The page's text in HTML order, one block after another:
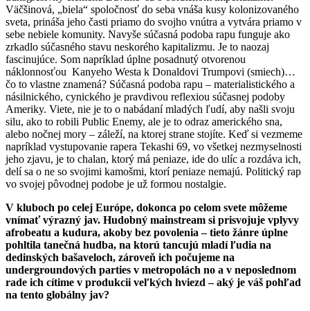
Väčšinová, „biela“ spoločnosť do seba vnáša kusy kolonizovaného
sveta, prináša jeho časti priamo do svojho vnútra a vytvára priamo v
sebe nebiele komunity. Navyše súčasná podoba rapu funguje ako
zrkadlo súčasného stavu neskorého kapitalizmu. Je to naozaj
fascinujúce. Som napríklad úplne posadnutý otvorenou
náklonnosťou Kanyeho Westa k Donaldovi Trumpovi (smiech)…
čo to vlastne znamená? Súčasná podoba rapu – materialistického a
násilnického, cynického je pravdivou reflexiou súčasnej podoby
Ameriky. Viete, nie je to o nabádaní mladých ľudí, aby našli svoju
silu, ako to robili Public Enemy, ale je to odraz amerického sna,
alebo nočnej mory – záleží, na ktorej strane stojíte. Keď si vezmeme
napríklad vystupovanie rapera Tekashi 69, vo všetkej nezmyselnosti
jeho zjavu, je to chalan, ktorý má peniaze, ide do ulíc a rozdáva ich,
delí sa o ne so svojimi kamošmi, ktorí peniaze nemajú. Politický rap
vo svojej pôvodnej podobe je už formou nostalgie.
V kluboch po celej Európe, dokonca po celom svete môžeme
vnímať výrazný jav. Hudobný mainstream si prisvojuje vplyvy
afrobeatu a kudura, akoby bez povolenia – tieto žánre úplne
pohltila tanečná hudba, na ktorú tancujú mladí ľudia na
dedinských bašaveloch, zároveň ich počujeme na
undergroundových parties v metropolách no a v neposlednom
rade ich cítime v produkcii veľkých hviezd – aký je váš pohľad
na tento globálny jav?